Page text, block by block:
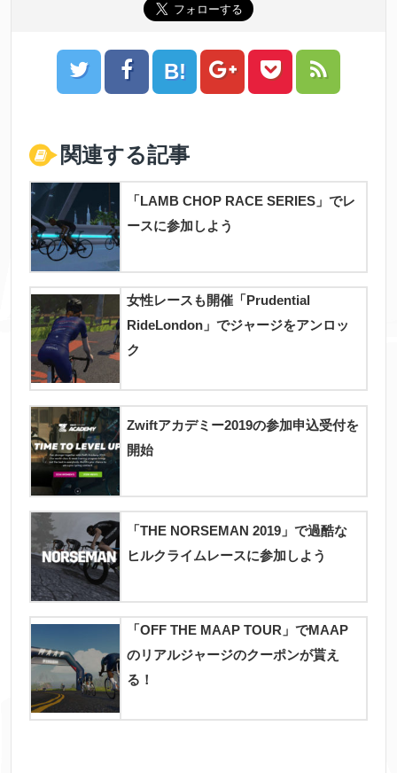
B!
関連する記事
「LAMB CHOP RACE SERIES」でレ
ースに参加しよう
女性レースも開催「Prudential
RideLondon」でジャージをアンロッ
ク
Zwiftアカデミー2019の参加申込受付を
開始
「THE NORSEMAN 2019」で過酷な
ヒルクライムレースに参加しよう
「OFF THE MAAP TOUR」でMAAP
のリアルジャージのクーポンが貰え
る！